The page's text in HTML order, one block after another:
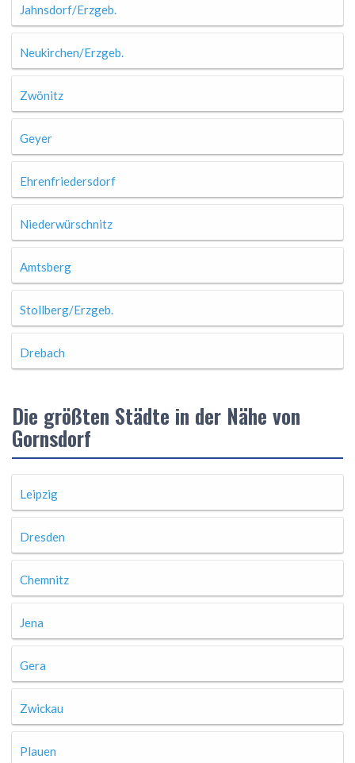
Jahnsdorf/Erzgeb.
Neukirchen/Erzgeb.
Zwönitz
Geyer
Ehrenfriedersdorf
Niederwürschnitz
Amtsberg
Stollberg/Erzgeb.
Drebach
Die größten Städte in der Nähe von
Gornsdorf
Leipzig
Dresden
Chemnitz
Jena
Gera
Zwickau
Plauen